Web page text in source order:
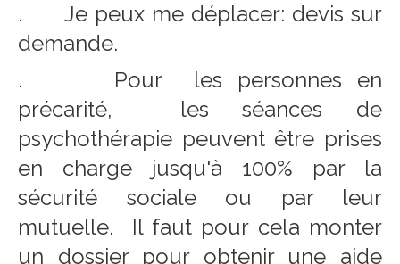
. Je peux me déplacer: devis sur
demande.
. Pour les personnes en
précarité, les séances de
psychothérapie peuvent être prises
en charge jusqu'à 100% par la
sécurité sociale ou par leur
mutuelle. Il faut pour cela monter
un dossier pour obtenir une aide